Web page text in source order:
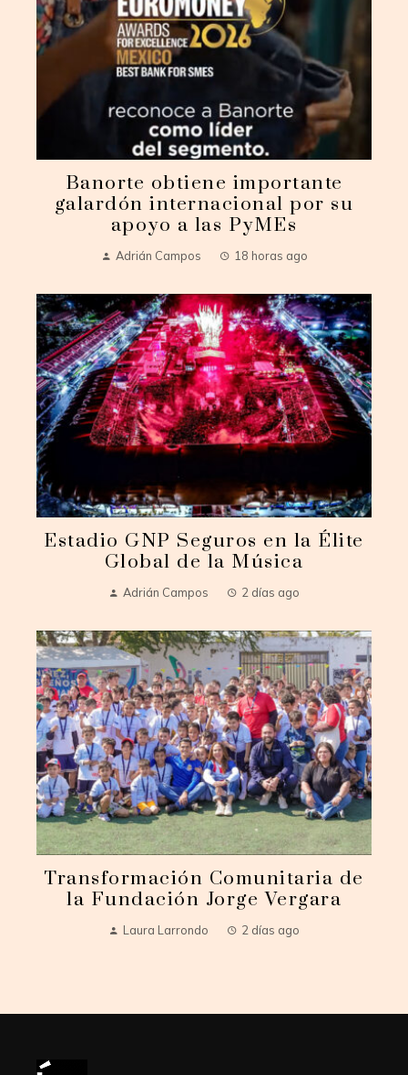
Banorte obtiene importante
galardón internacional por su
apoyo a las PyMEs
Adrián Campos 18 horas ago
Estadio GNP Seguros en la Élite
Global de la Música
Adrián Campos 2 días ago
Transformación Comunitaria de
la Fundación Jorge Vergara
Laura Larrondo 2 días ago